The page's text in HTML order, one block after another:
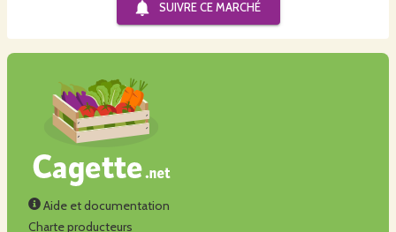
SUIVRE CE MARCHÉ
Aide et documentation
Charte producteurs